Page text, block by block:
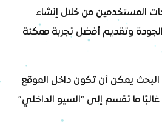
المستخدمين من خلال إنشاء
وتقديم أفضل تجربة ممكنة
يمكن أن تكون داخل الموقع
غالبًا ما تقسم إلى “السيو الداخلي”